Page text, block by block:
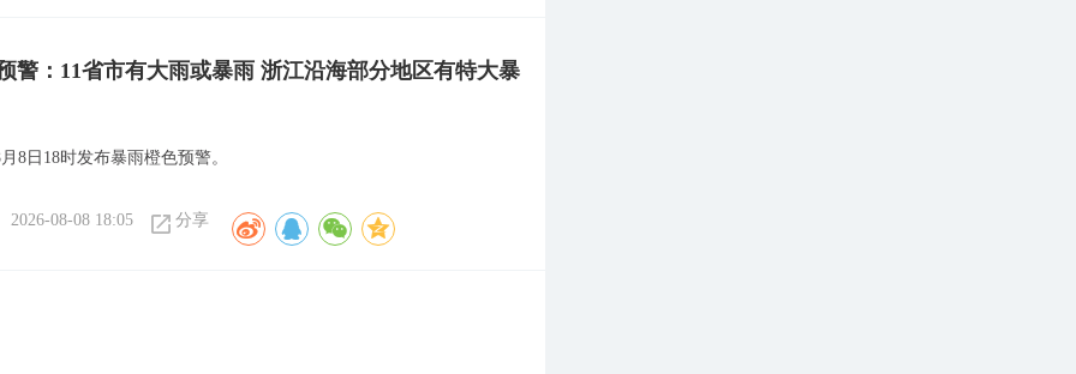
警：11省市有大雨或暴雨 浙江沿海部分地区有特大暴
8日18时发布暴雨橙色预警。
2026-08-08 18:05 分享